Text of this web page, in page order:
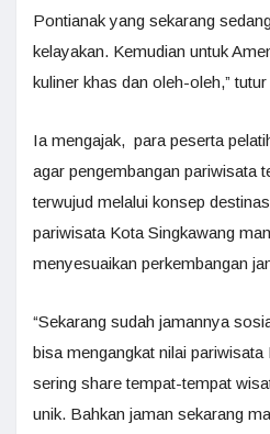
Pontianak yang sekarang
kelayakan. Kemudian untuk
kuliner khas dan oleh-oleh,” tutur
Ia mengajak, para peserta
agar pengembangan pariwisata
terwujud melalui konsep
pariwisata Kota Singkawang
menyesuaikan perkembangan
“Sekarang sudah jamannya
bisa mengangkat nilai
sering share tempat-tempat
unik. Bahkan jaman sekarang